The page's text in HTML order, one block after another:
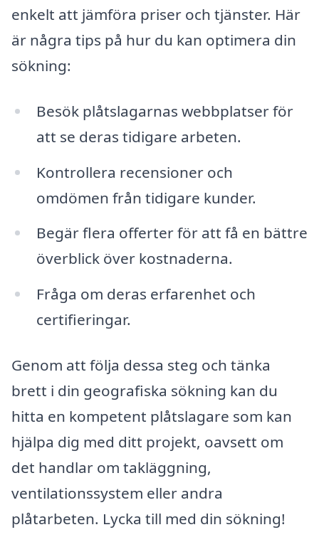
enkelt att jämföra priser och tjänster. Här
är några tips på hur du kan optimera din
sökning:
Besök plåtslagarnas webbplatser för
att se deras tidigare arbeten.
Kontrollera recensioner och
omdömen från tidigare kunder.
Begär flera offerter för att få en bättre
överblick över kostnaderna.
Fråga om deras erfarenhet och
certifieringar.
Genom att följa dessa steg och tänka
brett i din geografiska sökning kan du
hitta en kompetent plåtslagare som kan
hjälpa dig med ditt projekt, oavsett om
det handlar om takläggning,
ventilationssystem eller andra
plåtarbeten. Lycka till med din sökning!